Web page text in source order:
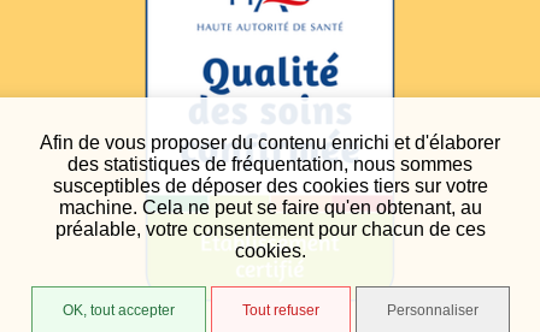
Afin de vous proposer du contenu enrichi et d'élaborer
des statistiques de fréquentation, nous sommes
susceptibles de déposer des cookies tiers sur votre
machine. Cela ne peut se faire qu'en obtenant, au
préalable, votre consentement pour chacun de ces
cookies.
OK, tout accepter Tout refuser Personnaliser